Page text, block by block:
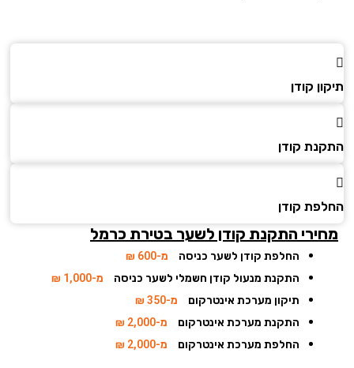
קודן
קודן
קודן
התקנת קודן לשערבטירת כרמל
החלפת קודן לשער כניסה
מ-600 ₪
התקנת מנעול קודן חשמלי לשער כניסה
מ-1,000 ₪
תיקון מערכת אינטרקום
מ-350 ₪
התקנת מערכת אינטרקום
מ-2,000 ₪
החלפת מערכת אינטרקום
מ-2,000 ₪